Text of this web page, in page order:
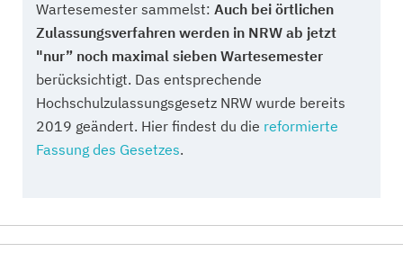
Wartesemester sammelst: Auch bei örtlichen
Zulassungsverfahren werden in NRW ab jetzt
"nur” noch maximal sieben Wartesemester
berücksichtigt. Das entsprechende
Hochschulzulassungsgesetz NRW wurde bereits
2019 geändert. Hier findest du die reformierte
Fassung des Gesetzes.